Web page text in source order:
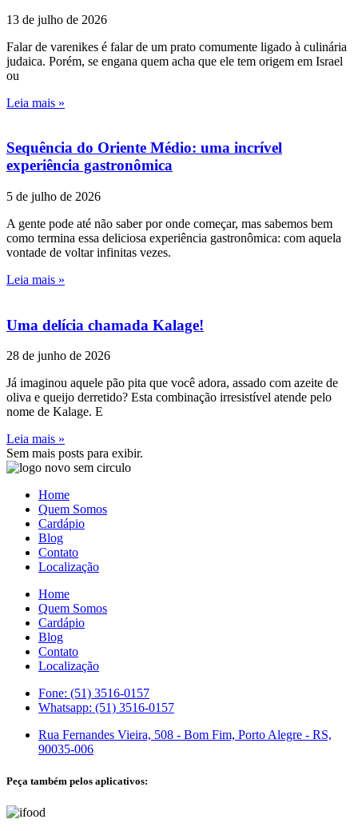
13 de julho de 2026
Falar de varenikes é falar de um prato comumente ligado à culinária
judaica. Porém, se engana quem acha que ele tem origem em Israel
ou
Leia mais »
Sequência do Oriente Médio: uma incrível
experiência gastronômica
5 de julho de 2026
A gente pode até não saber por onde começar, mas sabemos bem
como termina essa deliciosa experiência gastronômica: com aquela
vontade de voltar infinitas vezes.
Leia mais »
Uma delícia chamada Kalage!
28 de junho de 2026
Já imaginou aquele pão pita que você adora, assado com azeite de
oliva e queijo derretido? Esta combinação irresistível atende pelo
nome de Kalage. E
Leia mais »
Sem mais posts para exibir.
Home
Quem Somos
Cardápio
Blog
Contato
Localização
Home
Quem Somos
Cardápio
Blog
Contato
Localização
Fone: (51) 3516-0157
Whatsapp: (51) 3516-0157
Rua Fernandes Vieira, 508 - Bom Fim, Porto Alegre - RS,
90035-006
Peça também pelos aplicativos: